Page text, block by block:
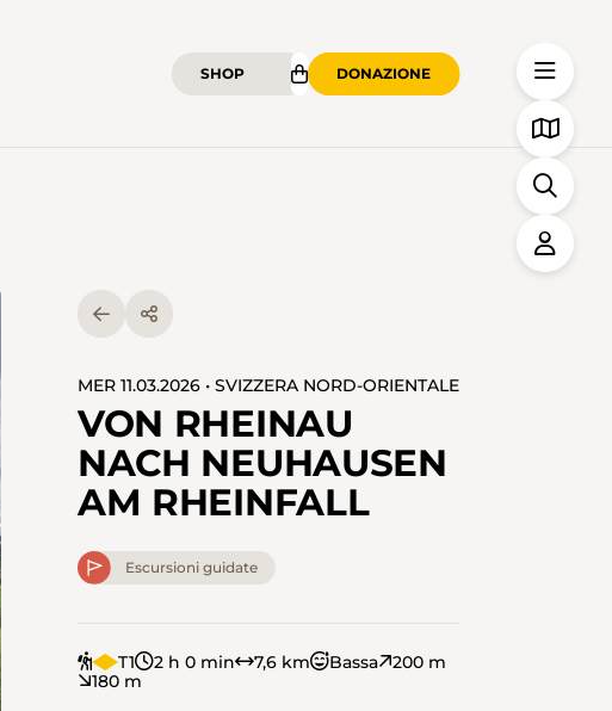
SHOP DONAZIONE
MER 11.03.2026 • SVIZZERA NORD-ORIENTALE
VON RHEINAU
NACH NEUHAUSEN
AM RHEINFALL
Escursioni guidate
T1 2 h 0 min 7,6 km Bassa
200 m
180 m